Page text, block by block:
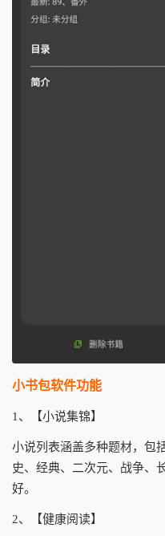
小书包软件功能
1、【小说集锦】
小说列表涵盖多种题材，包
史、经典、二次元、战争、
好。
2、【健康阅读】